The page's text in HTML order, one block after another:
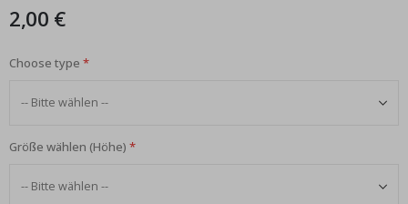
2,00 €
Choose type
Größe wählen (Höhe)